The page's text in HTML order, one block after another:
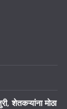
शेतकऱ्यांना मोठा